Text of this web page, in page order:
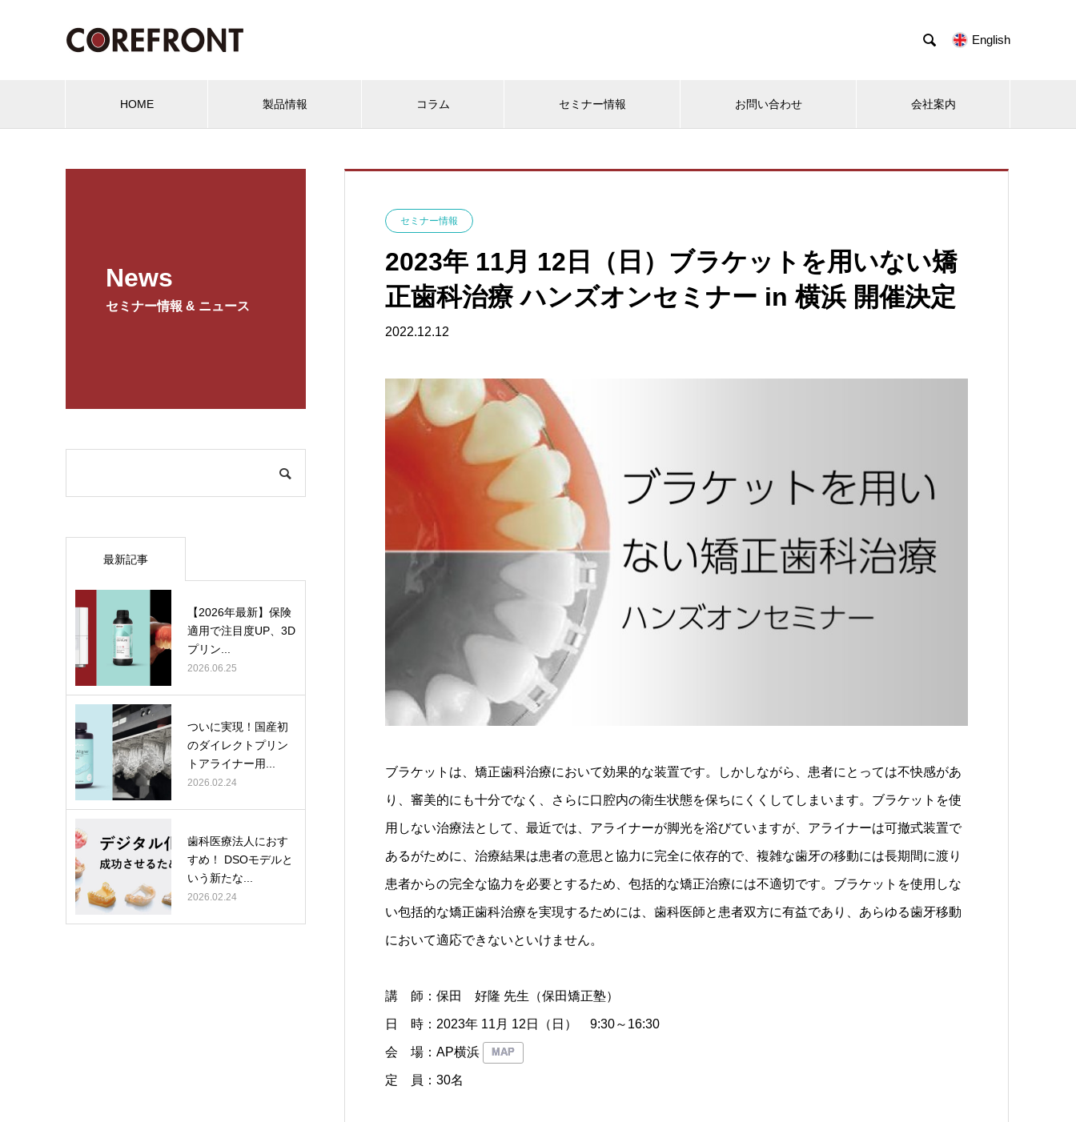
 English
HOME 製品情報 コラム セミナー情報 お問い合わせ 会社案内
News
セミナー情報 & ニュース
セミナー情報
2023年 11月 12日（日）ブラケットを用いない矯
正歯科治療 ハンズオンセミナー in 横浜 開催決定
2022.12.12
ブラケットは、矯正歯科治療において効果的な装置です。しかしながら、患者にとっては不快感があ
り、審美的にも十分でなく、さらに口腔内の衛生状態を保ちにくくしてしまいます。ブラケットを使
用しない治療法として、最近では、アライナーが脚光を浴びていますが、アライナーは可撤式装置で
あるがために、治療結果は患者の意思と協力に完全に依存的で、複雑な歯牙の移動には長期間に渡り
患者からの完全な協力を必要とするため、包括的な矯正治療には不適切です。ブラケットを使用しな
い包括的な矯正歯科治療を実現するためには、歯科医師と患者双方に有益であり、あらゆる歯牙移動
において適応できないといけません。
講 師：保田 好隆 先生（保田矯正塾）
日 時：2023年 11月 12日（日） 9:30～16:30
会 場：AP横浜 MAP
定 員：30名
最新記事
【2026年最新】保険
適用で注目度UP、3D
プリン...
2026.06.25
ついに実現！国産初
のダイレクトプリン
トアライナー用...
2026.02.24
歯科医療法人におす
すめ！ DSOモデルと
いう新たな...
2026.02.24